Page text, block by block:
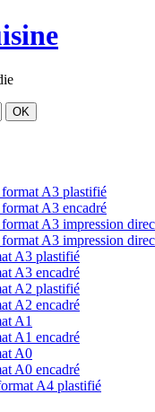
OK
format A3 plastifié
A3 encadré
A3 impression
A3 impression
A3 plastifié
A3 encadré
A2 plastifié
A2 encadré
A1
A1 encadré
A0
A0 encadré
A4 plastifié